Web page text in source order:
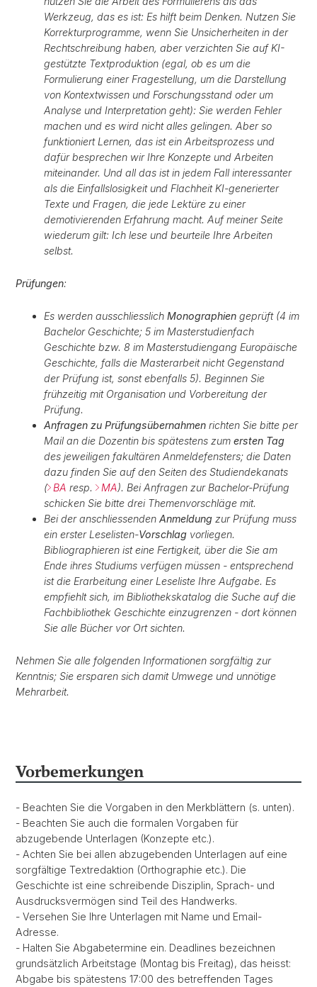
Werkzeug, das es ist: Es hilft beim Denken. Nutzen Sie
Korrekturprogramme, wenn Sie Unsicherheiten in der
Rechtschreibung haben, aber verzichten Sie auf KI-
gestützte Textproduktion (egal, ob es um die
Formulierung einer Fragestellung, um die Darstellung
von Kontextwissen und Forschungsstand oder um
Analyse und Interpretation geht): Sie werden Fehler
machen und es wird nicht alles gelingen. Aber so
funktioniert Lernen, das ist ein Arbeitsprozess und
dafür besprechen wir Ihre Konzepte und Arbeiten
miteinander. Und all das ist in jedem Fall interessanter
als die Einfallslosigkeit und Flachheit KI-generierter
Texte und Fragen, die jede Lektüre zu einer
demotivierenden Erfahrung macht. Auf meiner Seite
wiederum gilt: Ich lese und beurteile Ihre Arbeiten
selbst.
Prüfungen:
Es werden ausschliesslich Monographien geprüft (4 im
Bachelor Geschichte; 5 im Masterstudienfach
Geschichte bzw. 8 im Masterstudiengang Europäische
Geschichte, falls die Masterarbeit nicht Gegenstand
der Prüfung ist, sonst ebenfalls 5). Beginnen Sie
frühzeitig mit Organisation und Vorbereitung der
Prüfung.
Anfragen zu Prüfungsübernahmen richten Sie bitte per
Mail an die Dozentin bis spätestens zum ersten Tag
des jeweiligen fakultären Anmeldefensters; die Daten
dazu finden Sie auf den Seiten des Studiendekanats
( BA resp. MA). Bei Anfragen zur Bachelor-Prüfung
schicken Sie bitte drei Themenvorschläge mit.
Bei der anschliessenden Anmeldung zur Prüfung muss
ein erster Leselisten-Vorschlag vorliegen.
Bibliographieren ist eine Fertigkeit, über die Sie am
Ende ihres Studiums verfügen müssen - entsprechend
ist die Erarbeitung einer Leseliste Ihre Aufgabe. Es
empfiehlt sich, im Bibliothekskatalog die Suche auf die
Fachbibliothek Geschichte einzugrenzen - dort können
Sie alle Bücher vor Ort sichten.
Nehmen Sie alle folgenden Informationen sorgfältig zur
Kenntnis; Sie ersparen sich damit Umwege und unnötige
Mehrarbeit.
Vorbemerkungen
- Beachten Sie die Vorgaben in den Merkblättern (s. unten).
- Beachten Sie auch die formalen Vorgaben für
abzugebende Unterlagen (Konzepte etc.).
- Achten Sie bei allen abzugebenden Unterlagen auf eine
sorgfältige Textredaktion (Orthographie etc.). Die
Geschichte ist eine schreibende Disziplin, Sprach- und
Ausdrucksvermögen sind Teil des Handwerks.
- Versehen Sie Ihre Unterlagen mit Name und Email-
Adresse.
- Halten Sie Abgabetermine ein. Deadlines bezeichnen
grundsätzlich Arbeitstage (Montag bis Freitag), das heisst:
Abgabe bis spätestens 17:00 des betreffenden Tages